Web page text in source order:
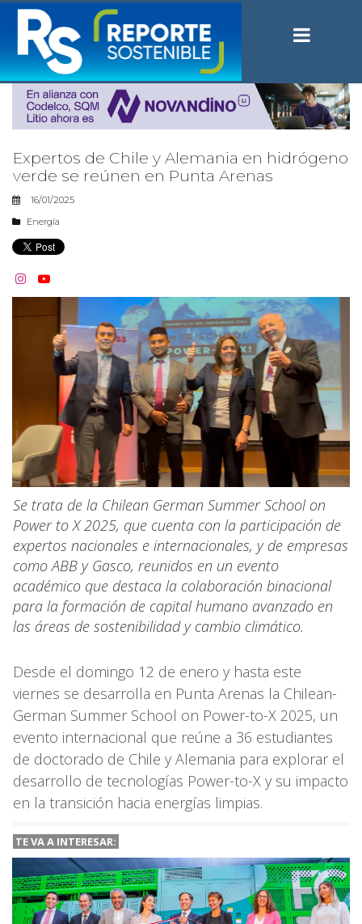
Expertos de Chile y Alemania en hidrógeno
verde se reúnen en Punta Arenas
16/01/2025
Energía
 
Se trata de la Chilean German Summer School on
Power to X 2025, que cuenta con la participación de
expertos nacionales e internacionales, y de empresas
como ABB y Gasco, reunidos en un evento
académico que destaca la colaboración binacional
para la formación de capital humano avanzado en
las áreas de sostenibilidad y cambio climático.
Desde el domingo 12 de enero y hasta este
viernes se desarrolla en Punta Arenas la Chilean-
German Summer School on Power-to-X 2025, un
evento internacional que reúne a 36 estudiantes
de doctorado de Chile y Alemania para explorar el
desarrollo de tecnologías Power-to-X y su impacto
en la transición hacia energías limpias.
TE VA A INTERESAR: